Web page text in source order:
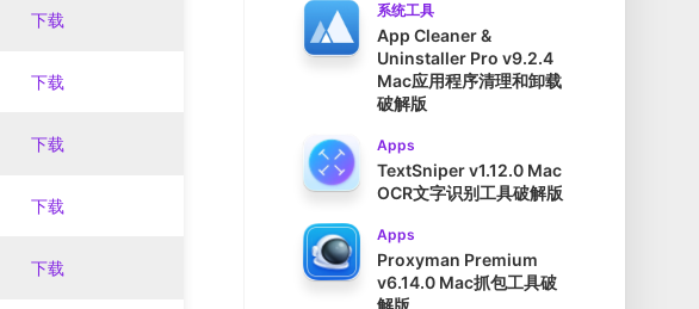
下载
下载
下载
下载
下载
系统工具
App Cleaner &
Uninstaller Pro v9.2.4
Mac应用程序清理和卸载
破解版
Apps
TextSniper v1.12.0 Mac
OCR文字识别工具破解版
Apps
Proxyman Premium
v6.14.0 Mac抓包工具破